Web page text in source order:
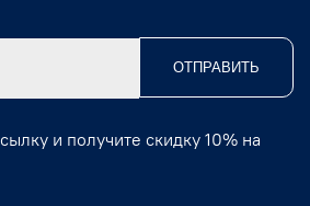
ОТПРАВИТЬ
и получите скидку 10% на